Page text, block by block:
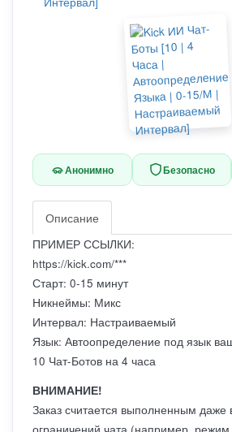
Анонимно Безопасно
Описание
ПРИМЕР ССЫЛКИ:
https://kick.com/***
Старт: 0-15 минут
Никнеймы: Микс
Интервал: Настраиваемый
Язык: Автоопределение под язык
10 Чат-Ботов на 4 часа
ВНИМАНИЕ!
Заказ считается выполненным даже